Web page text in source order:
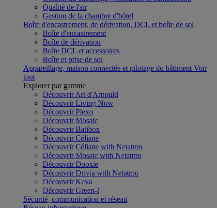
Qualité de l'air
Gestion de la chambre d'hôtel
Boîte d'encastrement, de dérivation, DCL et boîte de sol
Boîte d'encastrement
Boîte de dérivation
Boîte DCL et accessoires
Boîte et prise de sol
Appareillage, maison connectée et pilotage du bâtiment Voir
tout
Explorer par gamme
Découvrir Art d'Arnould
Découvrir Living Now
Découvrir Plexo
Découvrir Mosaic
Découvrir Batibox
Découvrir Céliane
Découvrir Céliane with Netatmo
Découvrir Mosaic with Netatmo
Découvrir Dooxie
Découvrir Drivia with Netatmo
Découvrir Keva
Découvrir Green-I
Sécurité, communication et réseau